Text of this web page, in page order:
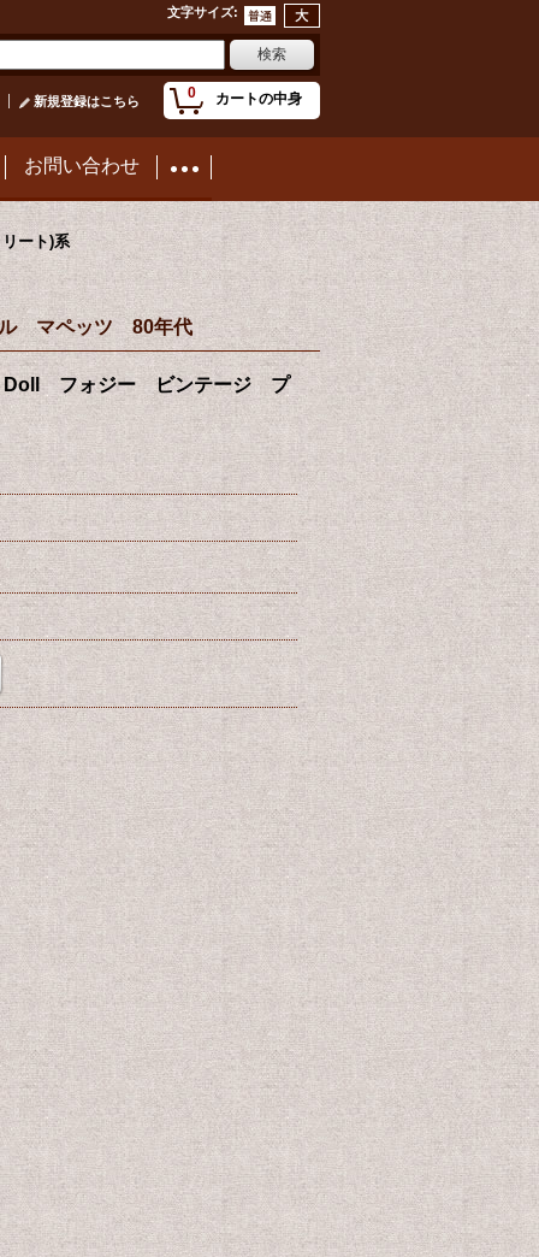
文字サイズ:
0 カートの中身
新規登録はこちら
お問い合わせ
ート)系
ル マペッツ 80年代
Doll フォジー ビンテージ プ